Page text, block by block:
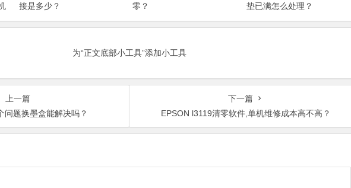
接是多少？
零？
垫已满怎么处理？
为“正文底部小工具”添加小工具
上一篇
问题换墨盒能解决吗？
下一篇
EPSON l3119清零软件,单机维修成本高不高？